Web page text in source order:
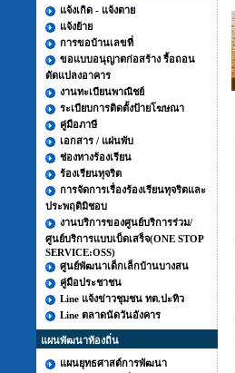
แจ้งเกิด - แจ้งตาย
แจ้งย้าย
การขอบ้านเลขที่
ขอแบบอนุญาตก่อสร้าง รื้อถอน
ดัดแปลงอาคาร
งานทะเบียนพาณิชย์
ระเบียบการติดตั้งป้ายโฆษณา
คู่มือภาษี
เอกสาร / แผ่นพับ
ช่องทางร้องเรียน
ร้องเรียนทุจริต
การจัดการเรื่องร้องเรียนทุจริตและ
ประพฤติมิชอบ
งานบริการของศูนย์บริการร่วม/
ศูนย์บริการแบบเบ็ดเสร็จ(ONE STOP
SERVICE:OSS)
ศูนย์พัฒนาเด็กเล็กบ้านบางสน
คู่มือประชาชน
Line แจ้งข่าวชุมชน ทต.ปะทิว
Line ตลาดนัดวันอังคาร
แผนพัฒนาท้องถิ่น
แผนยุทธศาสต์การพัฒนา